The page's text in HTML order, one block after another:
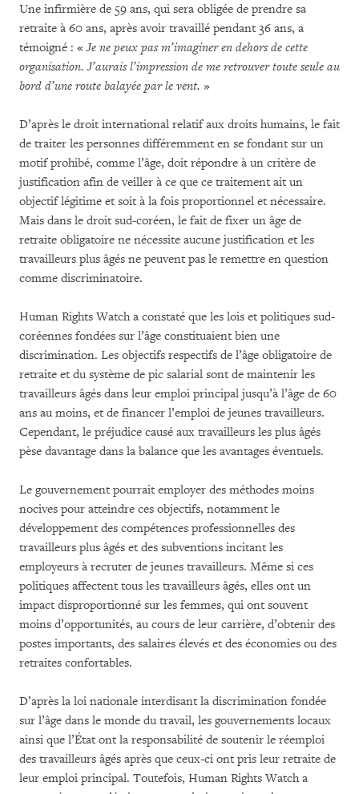
Une infirmière de 59 ans, qui sera obligée de prendre sa
retraite à 60 ans, après avoir travaillé pendant 36 ans, a
témoigné : «Je ne peux pas m’imaginer en dehors de cette
organisation. J’aurais l’impression de me retrouver toute seule au
bord d’une route balayée par le vent. »
D’après le droit international relatif aux droits humains, le fait
de traiter les personnes différemment en se fondant sur un
motif prohibé, comme l’âge, doit répondre à un critère de
justification afin de veiller à ce que ce traitement ait un
objectif légitime et soit à la fois proportionnel et nécessaire.
Mais dans le droit sud-coréen, le fait de fixer un âge de
retraite obligatoire ne nécessite aucune justification et les
travailleurs plus âgés ne peuvent pas le remettre en question
comme discriminatoire.
Human Rights Watch a constaté que les lois et politiques sud-
coréennes fondées sur l’âge constituaient bien une
discrimination. Les objectifs respectifs de l’âge obligatoire de
retraite et du système de pic salarial sont de maintenir les
travailleurs âgés dans leur emploi principal jusqu’à l’âge de 60
ans au moins, et de financer l’emploi de jeunes travailleurs.
Cependant, le préjudice causé aux travailleurs les plus âgés
pèse davantage dans la balance que les avantages éventuels.
Le gouvernement pourrait employer des méthodes moins
nocives pour atteindre ces objectifs, notamment le
développement des compétences professionnelles des
travailleurs plus âgés et des subventions incitant les
employeurs à recruter de jeunes travailleurs. Même si ces
politiques affectent tous les travailleurs âgés, elles ont un
impact disproportionné sur les femmes, qui ont souvent
moins d’opportunités, au cours de leur carrière, d’obtenir des
postes importants, des salaires élevés et des économies ou des
retraites confortables.
D’après la loi nationale interdisant la discrimination fondée
sur l’âge dans le monde du travail, les gouvernements locaux
ainsi que l’État ont la responsabilité de soutenir le réemploi
des travailleurs âgés après que ceux-ci ont pris leur retraite de
leur emploi principal. Toutefois, Human Rights Watch a